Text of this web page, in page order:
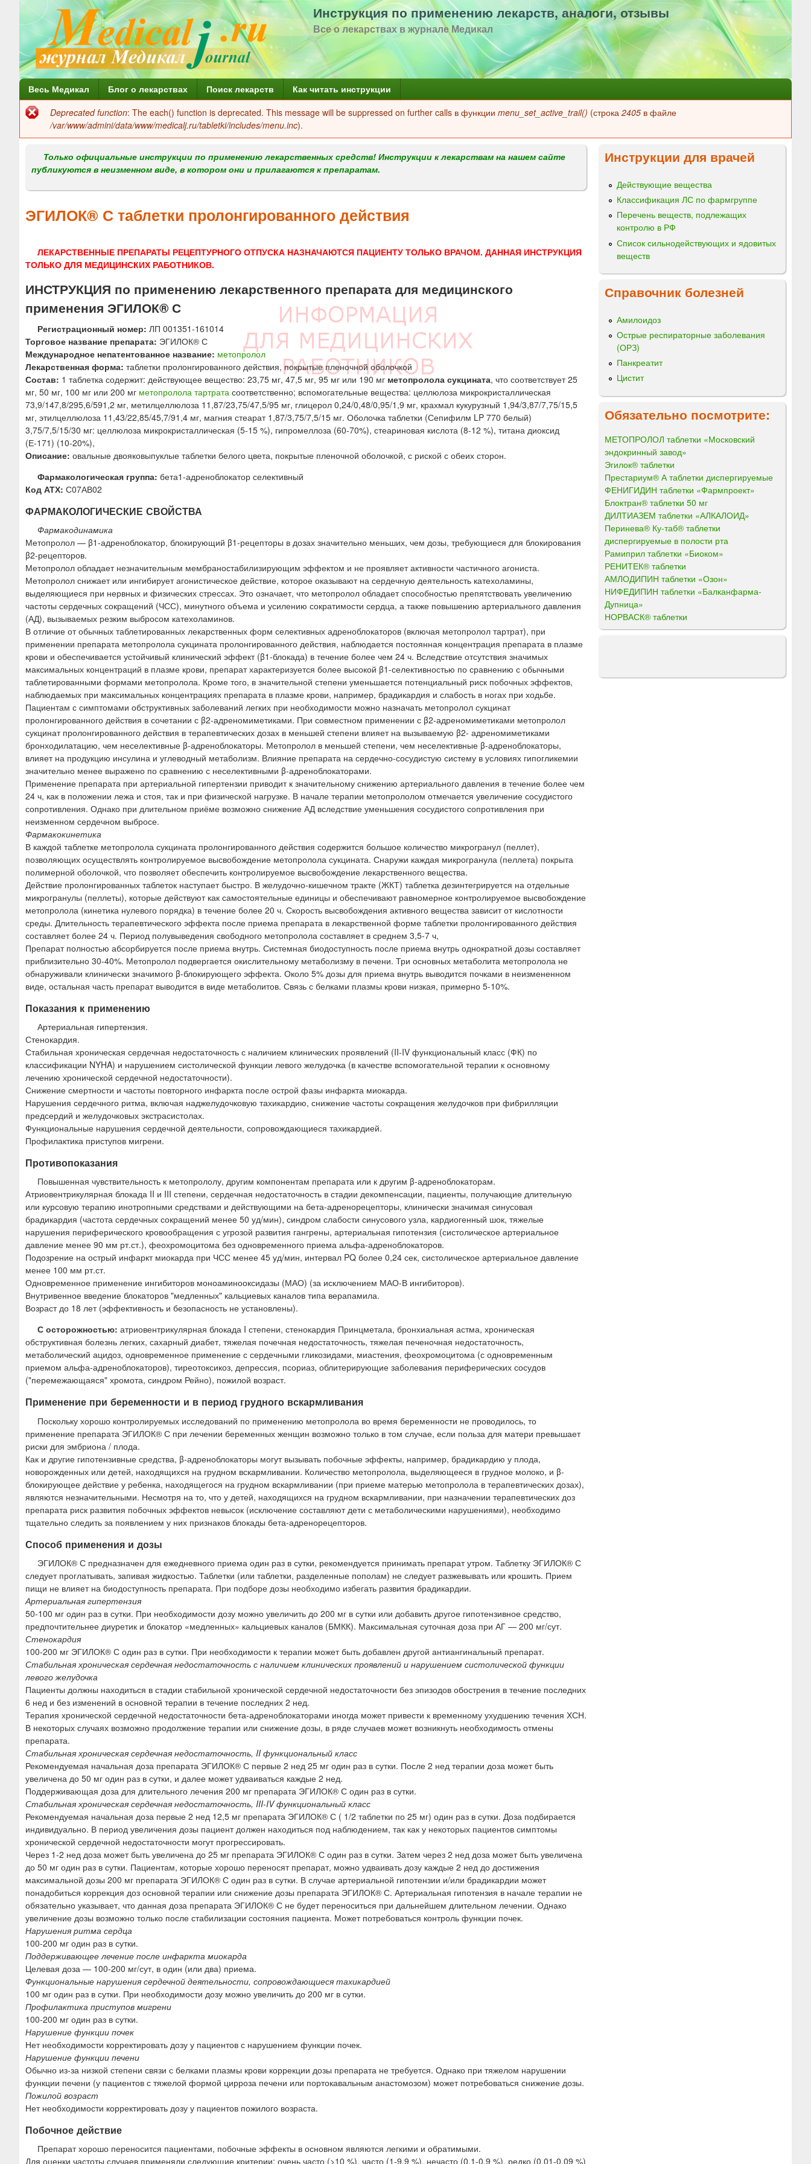
Перейти
к
содержанию
Инструкция по применению лекарств, аналоги, отзывы
Все о лекарствах в журнале Медикал
Г
л
н
м
н
Весь Медикал Блог о лекарствах Поиск лекарств Как читать инструкции
Сообщение
об
ошибке
Deprecated function: The each() function is deprecated. This message will be suppressed on further calls в функции menu_set_active_trail() (строка 2405 в файле
/var/www/admini/data/www/medicalj.ru/tabletki/includes/menu.inc).
Только официальные инструкции по применению лекарственных средств! Инструкции к лекарствам на нашем сайте
публикуются в неизменном виде, в котором они и прилагаются к препаратам.
ЭГИЛОК® С таблетки пролонгированного действия
ЛЕКАРСТВЕННЫЕ ПРЕПАРАТЫ РЕЦЕПТУРНОГО ОТПУСКА НАЗНАЧАЮТСЯ ПАЦИЕНТУ ТОЛЬКО ВРАЧОМ. ДАННАЯ ИНСТРУКЦИЯ
ТОЛЬКО ДЛЯ МЕДИЦИНСКИХ РАБОТНИКОВ.
ИНСТРУКЦИЯ по применению лекарственного препарата для медицинского
применения ЭГИЛОК® С
Регистрационный номер: ЛП 001351-161014
Торговое название препарата: ЭГИЛОК® С
Международное непатентованное название: метопролол
Лекарственная форма: таблетки пролонгированного действия, покрытые пленочной оболочкой
Состав: 1 таблетка содержит: действующее вещество: 23,75 мг, 47,5 мг, 95 мг или 190 мг метопролола сукцината, что соответствует 25
мг, 50 мг, 100 мг или 200 мг метопролола тартрата соответственно; вспомогательные вещества: целлюлоза микрокристаллическая
73,9/147,8/295,6/591,2 мг, метилцеллюлоза 11,87/23,75/47,5/95 мг, глицерол 0,24/0,48/0,95/1,9 мг, крахмал кукурузный 1,94/3,87/7,75/15,5
мг, этилцеллюлоза 11,43/22,85/45,7/91,4 мг, магния стеарат 1,87/3,75/7,5/15 мг. Оболочка таблетки (Сепифилм LP 770 белый)
3,75/7,5/15/30 мг: целлюлоза микрокристаллическая (5-15 %), гипромеллоза (60-70%), стеариновая кислота (8-12 %), титана диоксид
(Е-171) (10-20%),
Описание: овальные двояковыпуклые таблетки белого цвета, покрытые пленочной оболочкой, с риской с обеих сторон.
Фармакологическая группа: бета1-адреноблокатор селективный
Код АТХ: С07АВ02
ФАРМАКОЛОГИЧЕСКИЕ СВОЙСТВА
Фармакодинамика
Метопролол — β1-адреноблокатор, блокирующий β1-рецепторы в дозах значительно меньших, чем дозы, требующиеся для блокирования
β2-рецепторов.
Метопролол обладает незначительным мембраностабилизирующим эффектом и не проявляет активности частичного агониста.
Метопролол снижает или ингибирует агонистическое действие, которое оказывают на сердечную деятельность катехоламины,
выделяющиеся при нервных и физических стрессах. Это означает, что метопролол обладает способностью препятствовать увеличению
частоты сердечных сокращений (ЧСС), минутного объема и усилению сократимости сердца, а также повышению артериального давления
(АД), вызываемых резким выбросом катехоламинов.
В отличие от обычных таблетированных лекарственных форм селективных адреноблокаторов (включая метопролол тартрат), при
применении препарата метопролола сукцината пролонгированного действия, наблюдается постоянная концентрация препарата в плазме
крови и обеспечивается устойчивый клинический эффект (β1-блокада) в течение более чем 24 ч. Вследствие отсутствия значимых
максимальных концентраций в плазме крови, препарат характеризуется более высокой β1-селективностью по сравнению с обычными
таблетированными формами метопролола. Кроме того, в значительной степени уменьшается потенциальный риск побочных эффектов,
наблюдаемых при максимальных концентрациях препарата в плазме крови, например, брадикардия и слабость в ногах при ходьбе.
Пациентам с симптомами обструктивных заболеваний легких при необходимости можно назначать метопролол сукцинат
пролонгированного действия в сочетании с β2-адреномиметиками. При совместном применении с β2-адреномиметиками метопролол
сукцинат пролонгированного действия в терапевтических дозах в меньшей степени влияет на вызываемую β2- адреномиметиками
бронходилатацию, чем неселективные β-адреноблокаторы. Метопролол в меньшей степени, чем неселективные β-адреноблокаторы,
влияет на продукцию инсулина и углеводный метаболизм. Влияние препарата на сердечно-сосудистую систему в условиях гипогликемии
значительно менее выражено по сравнению с неселективными β-адреноблокаторами.
Применение препарата при артериальной гипертензии приводит к значительному снижению артериального давления в течение более чем
24 ч, как в положении лежа и стоя, так и при физической нагрузке. В начале терапии метопрололом отмечается увеличение сосудистого
сопротивления. Однако при длительном приёме возможно снижение АД вследствие уменьшения сосудистого сопротивления при
неизменном сердечном выбросе.
Фармакокинетика
В каждой таблетке метопролола сукцината пролонгированного действия содержится большое количество микрогранул (пеллет),
позволяющих осуществлять контролируемое высвобождение метопролола сукцината. Снаружи каждая микрогранула (пеллета) покрыта
полимерной оболочкой, что позволяет обеспечить контролируемое высвобождение лекарственного вещества.
Действие пролонгированных таблеток наступает быстро. В желудочно-кишечном тракте (ЖКТ) таблетка дезинтегрируется на отдельные
микрогранулы (пеллеты), которые действуют как самостоятельные единицы и обеспечивают равномерное контролируемое высвобождение
метопролола (кинетика нулевого порядка) в течение более 20 ч. Скорость высвобождения активного вещества зависит от кислотности
среды. Длительность терапевтического эффекта после приема препарата в лекарственной форме таблетки пролонгированного действия
составляет более 24 ч. Период полувыведения свободного метопролола составляет в среднем 3,5-7 ч,
Препарат полностью абсорбируется после приема внутрь. Системная биодоступность после приема внутрь однократной дозы составляет
приблизительно 30-40%. Метопролол подвергается окислительному метаболизму в печени. Три основных метаболита метопролола не
обнаруживали клинически значимого β-блокирующего эффекта. Около 5% дозы для приема внутрь выводится почками в неизмененном
виде, остальная часть препарат выводится в виде метаболитов. Связь с белками плазмы крови низкая, примерно 5-10%.
Показания к применению
Артериальная гипертензия.
Стенокардия.
Стабильная хроническая сердечная недостаточность с наличием клинических проявлений (II-IV функциональный класс (ФК) по
классификации NYHA) и нарушением систолической функции левого желудочка (в качестве вспомогательной терапии к основному
лечению хронической сердечной недостаточности).
Снижение смертности и частоты повторного инфаркта после острой фазы инфаркта миокарда.
Нарушения сердечного ритма, включая наджелудочковую тахикардию, снижение частоты сокращения желудочков при фибрилляции
предсердий и желудочковых экстрасистолах.
Функциональные нарушения сердечной деятельности, сопровождающиеся тахикардией.
Профилактика приступов мигрени.
Противопоказания
Повышенная чувствительность к метопрололу, другим компонентам препарата или к другим β-адреноблокаторам.
Атриовентрикулярная блокада II и III степени, сердечная недостаточность в стадии декомпенсации, пациенты, получающие длительную
или курсовую терапию инотропными средствами и действующими на бета-адренорецепторы, клинически значимая синусовая
брадикардия (частота сердечных сокращений менее 50 уд/мин), синдром слабости синусового узла, кардиогенный шок, тяжелые
нарушения периферического кровообращения с угрозой развития гангрены, артериальная гипотензия (систолическое артериальное
давление менее 90 мм рт.ст.), феохромоцитома без одновременного приема альфа-адреноблокаторов.
Подозрение на острый инфаркт миокарда при ЧСС менее 45 уд/мин, интервал PQ более 0,24 сек, систолическое артериальное давление
менее 100 мм рт.ст.
Одновременное применение ингибиторов моноаминооксидазы (МАО) (за исключением МАО-В ингибиторов).
Внутривенное введение блокаторов "медленных" кальциевых каналов типа верапамила.
Возраст до 18 лет (эффективность и безопасность не установлены).
С осторожностью: атриовентрикулярная блокада I степени, стенокардия Принцметала, бронхиальная астма, хроническая
обструктивная болезнь легких, сахарный диабет, тяжелая почечная недостаточность, тяжелая печеночная недостаточность,
метаболический ацидоз, одновременное применение с сердечными гликозидами, миастения, феохромоцитома (с одновременным
приемом альфа-адреноблокаторов), тиреотоксикоз, депрессия, псориаз, облитерирующие заболевания периферических сосудов
("перемежающаяся" хромота, синдром Рейно), пожилой возраст.
Применение при беременности и в период грудного вскармливания
Поскольку хорошо контролируемых исследований по применению метопролола во время беременности не проводилось, то
применение препарата ЭГИЛОК® С при лечении беременных женщин возможно только в том случае, если польза для матери превышает
риски для эмбриона / плода.
Как и другие гипотензивные средства, β-адреноблокаторы могут вызывать побочные эффекты, например, брадикардию у плода,
новорожденных или детей, находящихся на грудном вскармливании. Количество метопролола, выделяющееся в грудное молоко, и β-
блокирующее действие у ребенка, находящегося на грудном вскармливании (при приеме матерью метопролола в терапевтических дозах),
являются незначительными. Несмотря на то, что у детей, находящихся на грудном вскармливании, при назначении терапевтических доз
препарата риск развития побочных эффектов невысок (исключение составляют дети с метаболическими нарушениями), необходимо
тщательно следить за появлением у них признаков блокады бета-адренорецепторов.
Способ применения и дозы
ЭГИЛОК® С предназначен для ежедневного приема один раз в сутки, рекомендуется принимать препарат утром. Таблетку ЭГИЛОК® С
следует проглатывать, запивая жидкостью. Таблетки (или таблетки, разделенные пополам) не следует разжевывать или крошить. Прием
пищи не влияет на биодоступность препарата. При подборе дозы необходимо избегать развития брадикардии.
Артериальная гипертензия
50-100 мг один раз в сутки. При необходимости дозу можно увеличить до 200 мг в сутки или добавить другое гипотензивное средство,
предпочтительнее диуретик и блокатор «медленных» кальциевых каналов (БМКК). Максимальная суточная доза при АГ — 200 мг/сут.
Стенокардия
100-200 мг ЭГИЛОК® С один раз в сутки. При необходимости к терапии может быть добавлен другой антиангинальный препарат.
Стабильная хроническая сердечная недостаточность с наличием клинических проявлений и нарушением систолической функции
левого желудочка
Пациенты должны находиться в стадии стабильной хронической сердечной недостаточности без эпизодов обострения в течение последних
6 нед и без изменений в основной терапии в течение последних 2 нед.
Терапия хронической сердечной недостаточности бета-адреноблокаторами иногда может привести к временному ухудшению течения ХСН.
В некоторых случаях возможно продолжение терапии или снижение дозы, в ряде случаев может возникнуть необходимость отмены
препарата.
Стабильная хроническая сердечная недостаточность, II функциональный класс
Рекомендуемая начальная доза препарата ЭГИЛОК® С первые 2 нед 25 мг один раз в сутки. После 2 нед терапии доза может быть
увеличена до 50 мг один раз в сутки, и далее может удваиваться каждые 2 нед.
Поддерживающая доза для длительного лечения 200 мг препарата ЭГИЛОК® С один раз в сутки.
Стабильная хроническая сердечная недостаточность, III-IV функциональный класс
Рекомендуемая начальная доза первые 2 нед 12,5 мг препарата ЭГИЛОК® С ( 1/2 таблетки по 25 мг) один раз в сутки. Доза подбирается
индивидуально. В период увеличения дозы пациент должен находиться под наблюдением, так как у некоторых пациентов симптомы
хронической сердечной недостаточности могут прогрессировать.
Через 1-2 нед доза может быть увеличена до 25 мг препарата ЭГИЛОК® С один раз в сутки. Затем через 2 нед доза может быть увеличена
до 50 мг один раз в сутки. Пациентам, которые хорошо переносят препарат, можно удваивать дозу каждые 2 нед до достижения
максимальной дозы 200 мг препарата ЭГИЛОК® С один раз в сутки. В случае артериальной гипотензии и/или брадикардии может
понадобиться коррекция доз основной терапии или снижение дозы препарата ЭГИЛОК® С. Артериальная гипотензия в начале терапии не
обязательно указывает, что данная доза препарата ЭГИЛОК® С не будет переноситься при дальнейшем длительном лечении. Однако
увеличение дозы возможно только после стабилизации состояния пациента. Может потребоваться контроль функции почек.
Нарушения ритма сердца
100-200 мг один раз в сутки.
Поддерживающее лечение после инфаркта миокарда
Целевая доза — 100-200 мг/сут, в один (или два) приема.
Функциональные нарушения сердечной деятельности, сопровождающиеся тахикардией
100 мг один раз в сутки. При необходимости дозу можно увеличить до 200 мг в сутки.
Профилактика приступов мигрени
100-200 мг один раз в сутки.
Нарушение функции почек
Нет необходимости корректировать дозу у пациентов с нарушением функции почек.
Нарушение функции печени
Обычно из-за низкой степени связи с белками плазмы крови коррекции дозы препарата не требуется. Однако при тяжелом нарушении
функции печени (у пациентов с тяжелой формой цирроза печени или портокавальным анастомозом) может потребоваться снижение дозы.
Пожилой возраст
Нет необходимости корректировать дозу у пациентов пожилого возраста.
Побочное действие
Препарат хорошо переносится пациентами, побочные эффекты в основном являются легкими и обратимыми.
Для оценки частоты случаев применяли следующие критерии: очень часто (>10 %), часто (1-9,9 %), нечасто (0,1-0,9 %), редко (0,01-0,09 %)
Инструкции для врачей
Действующие вещества
Классификация ЛС по фармгруппе
Перечень веществ, подлежащих
контролю в РФ
Список сильнодействующих и ядовитых
веществ
Справочник болезней
Амилоидоз
Острые респираторные заболевания
(ОРЗ)
Панкреатит
Цистит
Обязательно посмотрите:
МЕТОПРОЛОЛ таблетки «Московский
эндокринный завод»
Эгилок® таблетки
Престариум® А таблетки диспергируемые
ФЕНИГИДИН таблетки «Фармпроект»
Блоктран® таблетки 50 мг
ДИЛТИАЗЕМ таблетки «АЛКАЛОИД»
Перинева® Ку-таб® таблетки
диспергируемые в полости рта
Рамиприл таблетки «Биоком»
РЕНИТЕК® таблетки
АМЛОДИПИН таблетки «Озон»
НИФЕДИПИН таблетки «Балканфарма-
Дупница»
НОРВАСК® таблетки